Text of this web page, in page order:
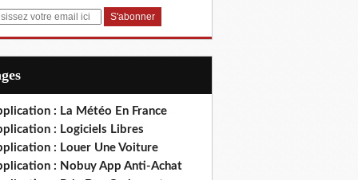
: La Météo En France
: Logiciels Libres
: Louer Une Voiture
: Nobuy App Anti-Achat